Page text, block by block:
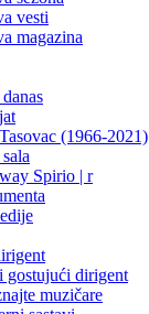
vesti
magazina
(1966-2021)
Spirio | r
gostujući dirigent
muzičare